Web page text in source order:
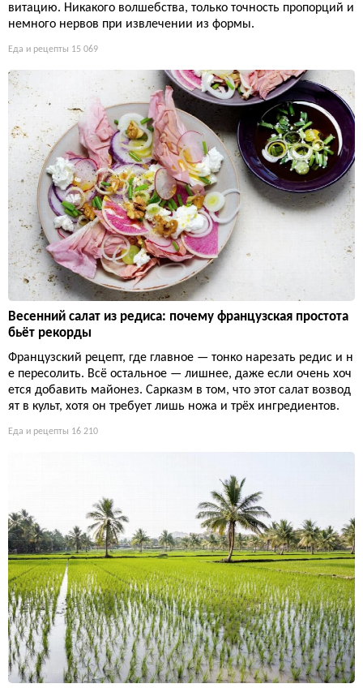
витацию. Никакого волшебства, только точность пропорций и
немного нервов при извлечении из формы.
Еда и рецепты 15 069
Весенний салат из редиса: почему французская простота
бьёт рекорды
Французский рецепт, где главное — тонко нарезать редис и н
е пересолить. Всё остальное — лишнее, даже если очень хоч
ется добавить майонез. Сарказм в том, что этот салат возвод
ят в культ, хотя он требует лишь ножа и трёх ингредиентов.
Еда и рецепты 16 210